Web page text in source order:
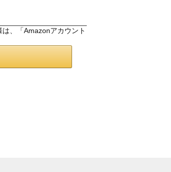
、「Amazonアカウント